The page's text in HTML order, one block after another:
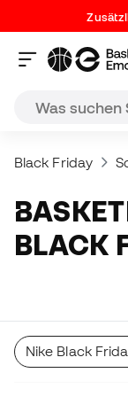
Black Friday
BASKETBALL SCHUHE
BLACK
Nike Black